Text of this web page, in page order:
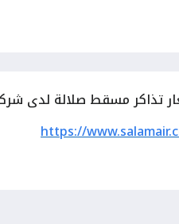
تذاكر مسقط صلالة لدى
https://